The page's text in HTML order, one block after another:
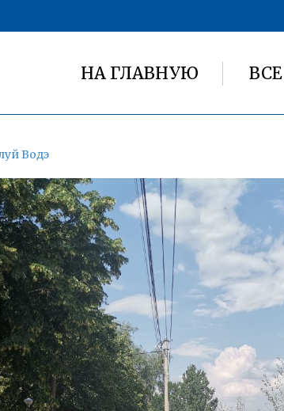
НА ГЛАВНУЮ
Водэ